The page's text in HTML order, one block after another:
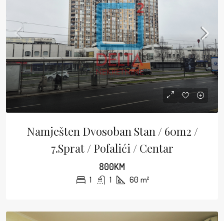
Namješten Dvosoban Stan / 60m2 /
7.sprat / Pofalići / Centar
800KM
1 1 60 m²